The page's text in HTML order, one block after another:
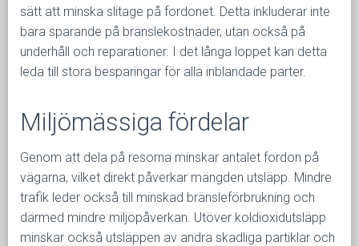
sätt att minska slitage på fordonet. Detta inkluderar inte
bara sparande på bränslekostnader, utan också på
underhåll och reparationer. I det långa loppet kan detta
leda till stora besparingar för alla inblandade parter.
Miljömässiga fördelar
Genom att dela på resorna minskar antalet fordon på
vägarna, vilket direkt påverkar mängden utsläpp. Mindre
trafik leder också till minskad bränsleförbrukning och
därmed mindre miljöpåverkan. Utöver koldioxidutsläpp
minskar också utsläppen av andra skadliga partiklar och